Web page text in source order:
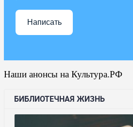
Написать
Наши анонсы на Культура.РФ